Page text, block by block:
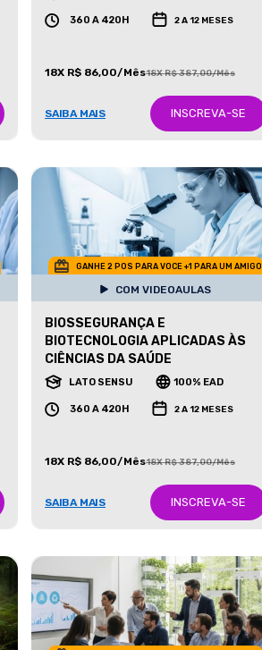
360 A 420H 2 A 12 MESES
18X R$ 86,00/Mês18X R$ 387,00/Mês
SAIBA MAIS INSCREVA-SE
GANHE 2 POS PARA VOCE +1 PARA UM AMIGO
COM VIDEOAULAS
BIOSSEGURANÇA E
BIOTECNOLOGIA APLICADAS ÀS
CIÊNCIAS DA SAÚDE
LATO SENSU 100% EAD
360 A 420H 2 A 12 MESES
18X R$ 86,00/Mês18X R$ 387,00/Mês
SAIBA MAIS INSCREVA-SE